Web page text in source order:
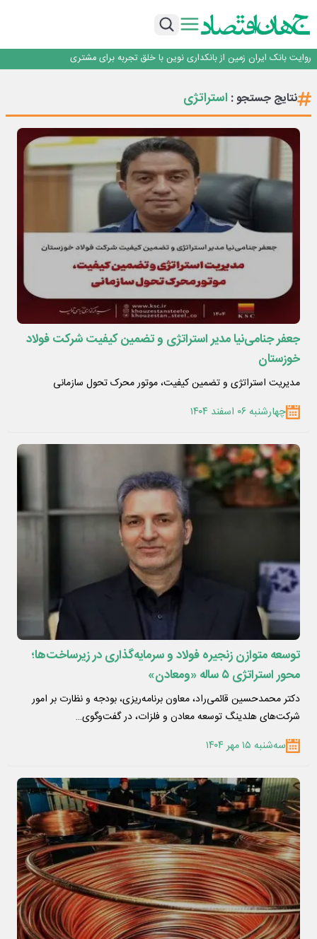
اجرای برنامه تحول بانک با تمرکز بر منابع پایدار، درآمدهای کارمزدی و بازسازی اعتماد
داد
روایت بانک ایران زمین از بانکداری نوین با خلق تجربه برای مشتری
سرپرست اداره کل روابط عمومی بیمه مرکزی منصوب شد
اجرای برنامه تحول بانک با تمرکز بر منابع پایدار، درآمدهای کارمزدی و بازسازی اعتماد
نتایج جستجو : استراتژی
جعفر جنامی‌نیا مدیر استراتژی و تضمین کیفیت شرکت فولاد
خوزستان
مدیریت استراتژی و تضمین کیفیت، موتور محرک تحول سازمانی
چهارشنبه ۰۶ اسفند ۱۴۰۴
توسعه متوازن زنجیره فولاد و سرمایه‌گذاری در زیرساخت‌ها؛
محور استراتژی ۵ ساله «ومعادن»
دکتر محمدحسین قائمی‌راد، معاون برنامه‌ریزی، بودجه و نظارت بر امور
شرکت‌های هلدینگ توسعه معادن و فلزات، در گفت‌وگوی…
سه‌شنبه ۱۵ مهر ۱۴۰۴